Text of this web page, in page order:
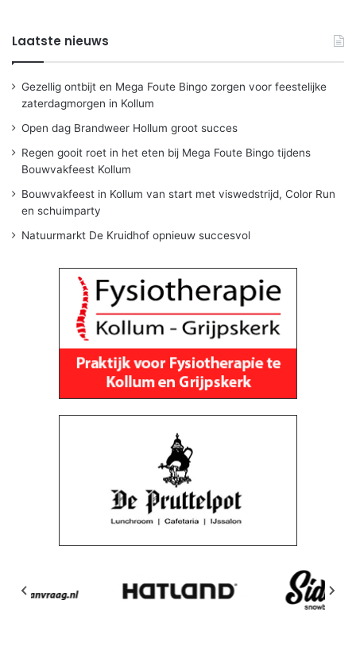
Laatste nieuws
Gezellig ontbijt en Mega Foute Bingo zorgen voor feestelijke
zaterdagmorgen in Kollum
Open dag Brandweer Hollum groot succes
Regen gooit roet in het eten bij Mega Foute Bingo tijdens
Bouwvakfeest Kollum
Bouwvakfeest in Kollum van start met viswedstrijd, Color Run
en schuimparty
Natuurmarkt De Kruidhof opnieuw succesvol